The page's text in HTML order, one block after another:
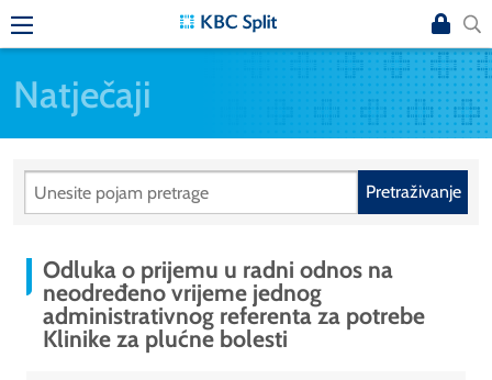
Natječaji
Pretraživanje
Odluka o prijemu u radni odnos na
neodređeno vrijeme jednog
administrativnog referenta za potrebe
Klinike za plućne bolesti